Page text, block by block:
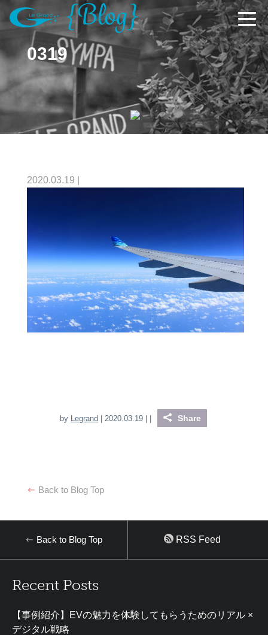
0319
2020.03.19
by Legrand | 2020.03.19 | | Share
Back to Blog Top
Back to Blog Top RSS Feed
Recent Posts
【事例紹介】EVの魅力を体験してもらうためのリアル ×
デジタル戦略